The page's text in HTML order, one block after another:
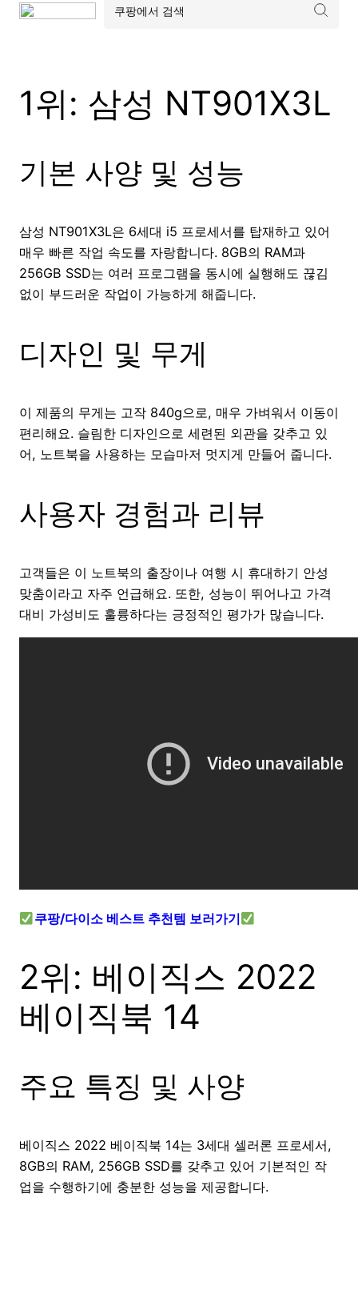
1위: 삼성 NT901X3L
기본 사양 및 성능
삼성 NT901X3L은 6세대 i5 프로세서를 탑재하고 있어
매우 빠른 작업 속도를 자랑합니다. 8GB의 RAM과
256GB SSD는 여러 프로그램을 동시에 실행해도 끊김
없이 부드러운 작업이 가능하게 해줍니다.
디자인 및 무게
이 제품의 무게는 고작 840g으로, 매우 가벼워서 이동이
편리해요. 슬림한 디자인으로 세련된 외관을 갖추고 있
어, 노트북을 사용하는 모습마저 멋지게 만들어 줍니다.
사용자 경험과 리뷰
고객들은 이 노트북의 출장이나 여행 시 휴대하기 안성
맞춤이라고 자주 언급해요. 또한, 성능이 뛰어나고 가격
대비 가성비도 훌륭하다는 긍정적인 평가가 많습니다.
쿠팡/다이소 베스트 추천템 보러가기
2위: 베이직스 2022
베이직북 14
주요 특징 및 사양
베이직스 2022 베이직북 14는 3세대 셀러론 프로세서,
8GB의 RAM, 256GB SSD를 갖추고 있어 기본적인 작
업을 수행하기에 충분한 성능을 제공합니다.